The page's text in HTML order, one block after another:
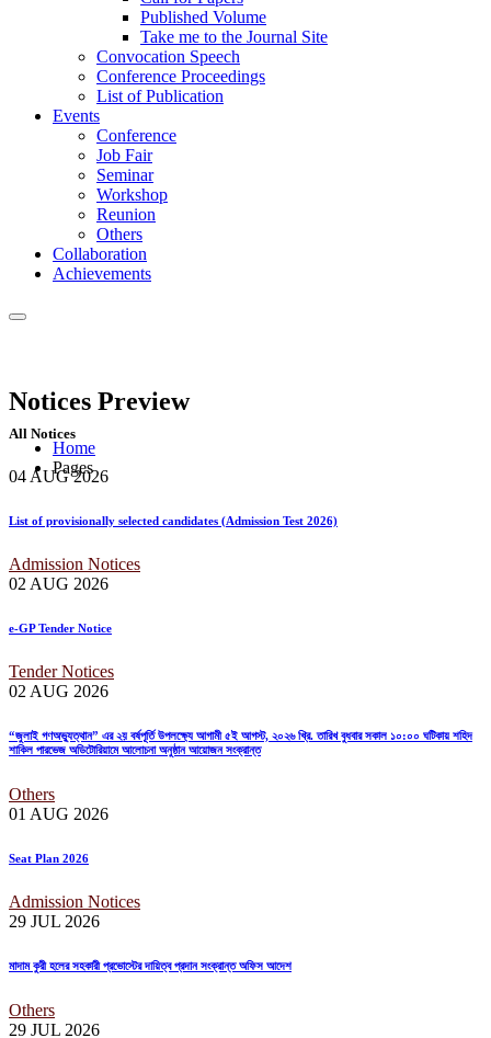
Published Volume
Take me to the Journal Site
Convocation Speech
Conference Proceedings
List of Publication
Events
Conference
Job Fair
Seminar
Workshop
Reunion
Others
Collaboration
Achievements
Notices Preview
Home
Pages
All Notices
04 AUG 2026
List of provisionally selected candidates (Admission Test 2026)
Admission Notices
02 AUG 2026
e-GP Tender Notice
Tender Notices
02 AUG 2026
“জুলাই গণঅভ্যুত্থান” এর ২য় বর্ষপূর্তি উপলক্ষ্যে আগামী ৫ই আগস্ট, ২০২৬ খ্রি. তারিখ বুধবার সকাল ১০:০০ ঘটিকায় শহিদ
শাকিল পারভেজ অডিটোরিয়ামে আলোচনা অনুষ্ঠান আয়োজন সংক্রান্ত
Others
01 AUG 2026
Seat Plan 2026
Admission Notices
29 JUL 2026
মাদাম কুরী হলের সহকারী প্রভোস্টের দায়িত্ব প্রদান সংক্রান্ত অফিস আদেশ
Others
29 JUL 2026